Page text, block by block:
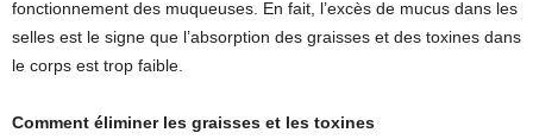
fonctionnement des muqueuses. En fait, l’excès de mucus dans les
selles est le signe que l’absorption des graisses et des toxines dans
le corps est trop faible.
Comment éliminer les graisses et les toxines